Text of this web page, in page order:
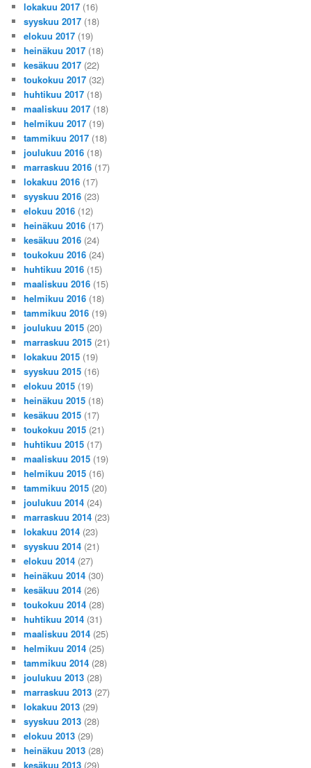
lokakuu 2017 (16)
syyskuu 2017 (18)
elokuu 2017 (19)
heinäkuu 2017 (18)
kesäkuu 2017 (22)
toukokuu 2017 (32)
huhtikuu 2017 (18)
maaliskuu 2017 (18)
helmikuu 2017 (19)
tammikuu 2017 (18)
joulukuu 2016 (18)
marraskuu 2016 (17)
lokakuu 2016 (17)
syyskuu 2016 (23)
elokuu 2016 (12)
heinäkuu 2016 (17)
kesäkuu 2016 (24)
toukokuu 2016 (24)
huhtikuu 2016 (15)
maaliskuu 2016 (15)
helmikuu 2016 (18)
tammikuu 2016 (19)
joulukuu 2015 (20)
marraskuu 2015 (21)
lokakuu 2015 (19)
syyskuu 2015 (16)
elokuu 2015 (19)
heinäkuu 2015 (18)
kesäkuu 2015 (17)
toukokuu 2015 (21)
huhtikuu 2015 (17)
maaliskuu 2015 (19)
helmikuu 2015 (16)
tammikuu 2015 (20)
joulukuu 2014 (24)
marraskuu 2014 (23)
lokakuu 2014 (23)
syyskuu 2014 (21)
elokuu 2014 (27)
heinäkuu 2014 (30)
kesäkuu 2014 (26)
toukokuu 2014 (28)
huhtikuu 2014 (31)
maaliskuu 2014 (25)
helmikuu 2014 (25)
tammikuu 2014 (28)
joulukuu 2013 (28)
marraskuu 2013 (27)
lokakuu 2013 (29)
syyskuu 2013 (28)
elokuu 2013 (29)
heinäkuu 2013 (28)
kesäkuu 2013 (29)